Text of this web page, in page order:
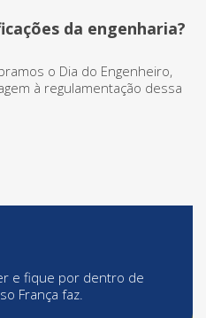
da engenharia?
o Dia do Engenheiro,
à regulamentação dessa
e fique por dentro de
França faz.